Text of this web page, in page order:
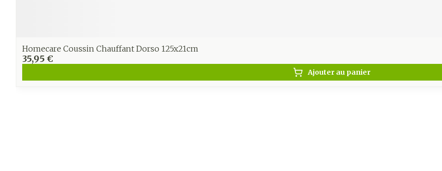
Homecare Coussin Chauffant Dorso 125x21cm
35,95 €
Ajouter au panier